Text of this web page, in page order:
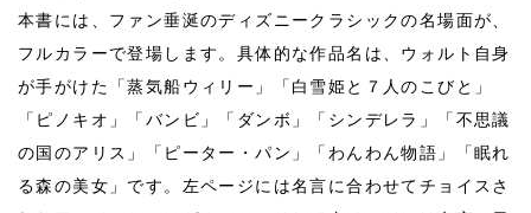
本書には、ファン垂涎のディズニークラシックの名場面が、
フルカラーで登場します。具体的な作品名は、ウォルト自身
が手がけた「蒸気船ウィリー」「白雪姫と７人のこびと」
「ピノキオ」「バンビ」「ダンボ」「シンデレラ」「不思議
の国のアリス」「ピーター・パン」「わんわん物語」「眠れ
る森の美女」です。左ページには名言に合わせてチョイスさ